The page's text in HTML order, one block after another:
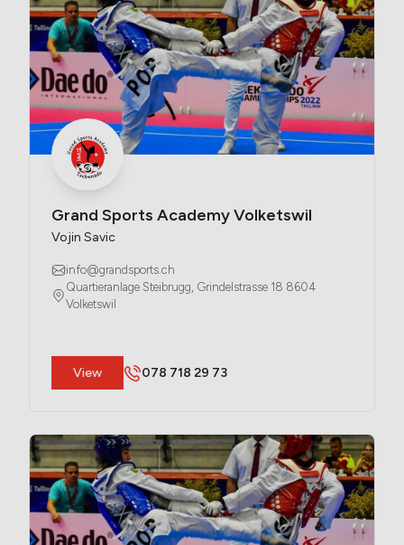
Grand Sports Academy Volketswil
Vojin Savic
info@grandsports.ch
Quartieranlage Steibrugg, Grindelstrasse 18 8604
Volketswil
​View 078 718 29 73